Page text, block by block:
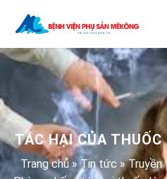
TÁC HẠI CỦA
Trang chủ»Tin tức »Truyền